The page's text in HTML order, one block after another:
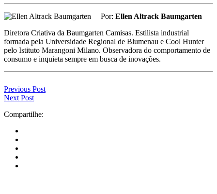
Por: Ellen Altrack Baumgarten
Diretora Criativa da Baumgarten Camisas. Estilista industrial
formada pela Universidade Regional de Blumenau e Cool Hunter
pelo Istituto Marangoni Milano. Observadora do comportamento de
consumo e inquieta sempre em busca de inovações.
Previous Post
Next Post
Compartilhe: